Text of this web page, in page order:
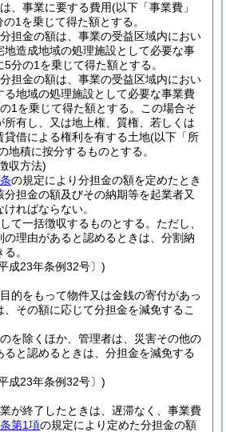
、事業に要する費用(以下「事業費」
1を乗じて得た額とする。
担金の額は、事業の受益区域内におい
地造成地域の処理施設として必要な事
分の1を乗じて得た額とする。
担金の額は、事業の受益区域内におい
る地域の処理施設として必要な事業費
1を乗じて得た額とする。
この場合そ
所有し、又は地上権、質権、若しくは
貸借による権利を有する土地(以下「所
地積に按分するものとする。
収方法)
の規定により分担金の額を定めたとき
分担金の額及びその納期等を起業者又
ればならない。
て一括徴収するものとする。 ただし、
の理由があると認めるときは、分割納
。
成23年条例32号〕)
的をもって物件又は金銭の寄付があっ
その額に応じて分担金を減免するこ
を除くほか、管理者は、災害その他の
ると認めるときは、分担金を減免する
成23年条例32号〕)
が終了したときは、遅滞なく、事業費
第1項の規定により定めた分担金の額